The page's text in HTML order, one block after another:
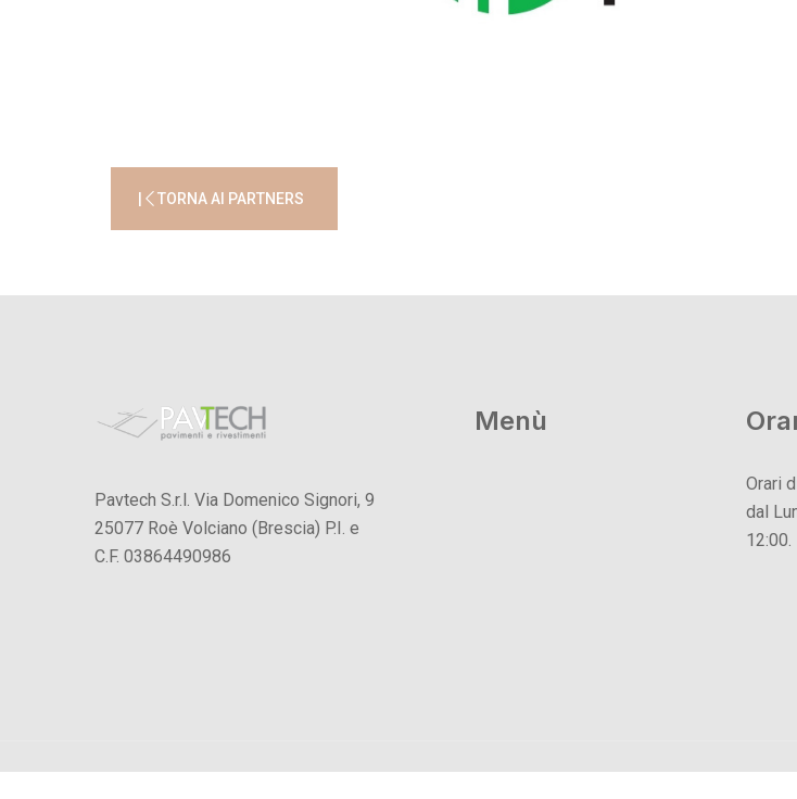
TORNA AI PARTNERS
Pavtech S.r.l. Via Domenico Signori, 9
25077 Roè Volciano (Brescia) P.I. e
C.F. 03864490986
Menù
Orari
dal
12:00.